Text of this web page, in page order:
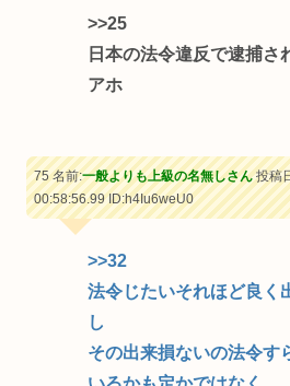
>>25
日本の法令違反で逮捕さ
アホ
75 名前:一般よりも上級の名無しさん投稿
00:58:56.99ID:h4Iu6weU0
>>32
法令じたいそれほど良く
し
その出来損ないの法令す